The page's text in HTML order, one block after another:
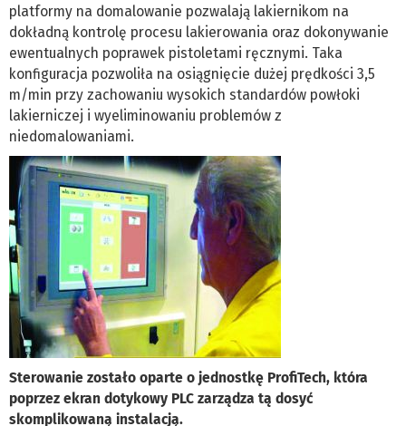
platformy na domalowanie pozwalają lakiernikom na
dokładną kontrolę procesu lakierowania oraz dokonywanie
ewentualnych poprawek pistoletami ręcznymi. Taka
konfiguracja pozwoliła na osiągnięcie dużej prędkości 3,5
m/min przy zachowaniu wysokich standardów powłoki
lakierniczej i wyeliminowaniu problemów z
niedomalowaniami.
Sterowanie zostało oparte o jednostkę ProfiTech, która
poprzez ekran dotykowy PLC zarządza tą dosyć
skomplikowaną instalacją.